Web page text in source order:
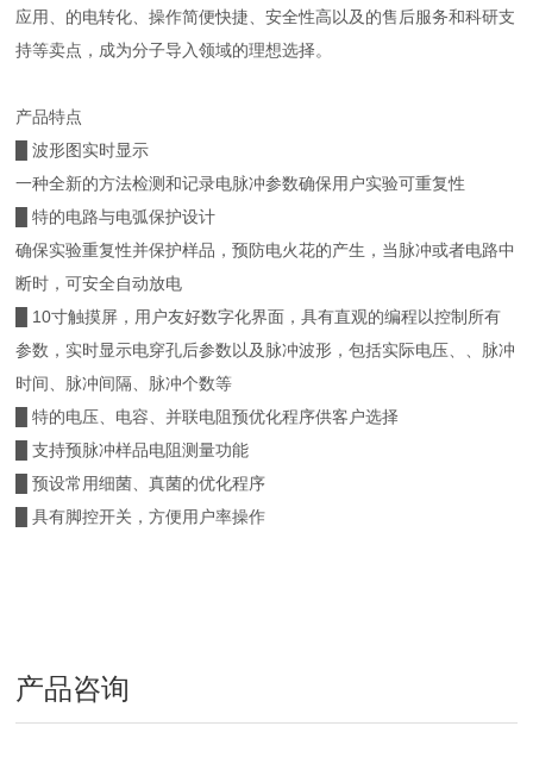
应用、的电转化、操作简便快捷、安全性高以及的售后服务和科研支
持等卖点，成为分子导入领域的理想选择。
产品特点
█ 波形图实时显示
一种全新的方法检测和记录电脉冲参数确保用户实验可重复性
█ 特的电路与电弧保护设计
确保实验重复性并保护样品，预防电火花的产生，当脉冲或者电路中
断时，可安全自动放电
█ 10寸触摸屏，用户友好数字化界面，具有直观的编程以控制所有
参数，实时显示电穿孔后参数以及脉冲波形，包括实际电压、、脉冲
时间、脉冲间隔、脉冲个数等
█ 特的电压、电容、并联电阻预优化程序供客户选择
█ 支持预脉冲样品电阻测量功能
█ 预设常用细菌、真菌的优化程序
█ 具有脚控开关，方便用户率操作
产品咨询